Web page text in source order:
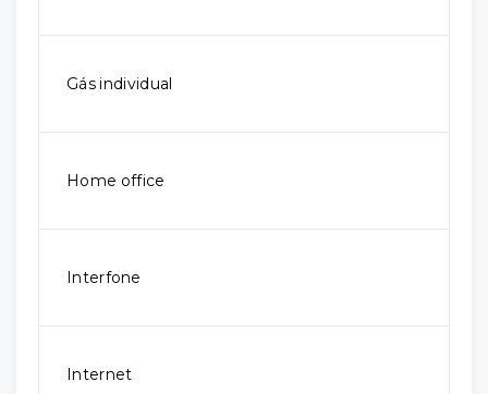
Gás individual
Home office
Interfone
Internet